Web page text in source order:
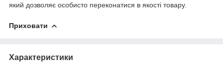
який дозволяє особисто переконатися в якості товару.
Приховати
Характеристики